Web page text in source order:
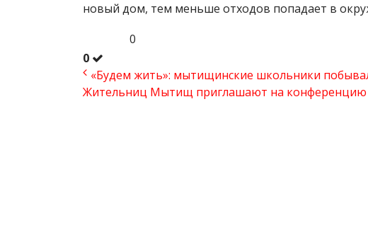
новый дом, тем меньше отходов попадает в
0
0
«Будем жить»: мытищинские школьники
Жительниц Мытищ приглашают на конференцию